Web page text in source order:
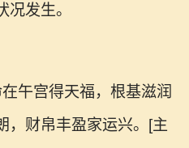
发生。
午宫得天福，根基滋润
，财帛丰盈家运兴。[主